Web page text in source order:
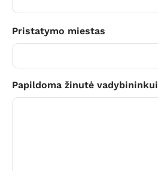
Pristatymo miestas
Papildoma žinutė vadybininkui